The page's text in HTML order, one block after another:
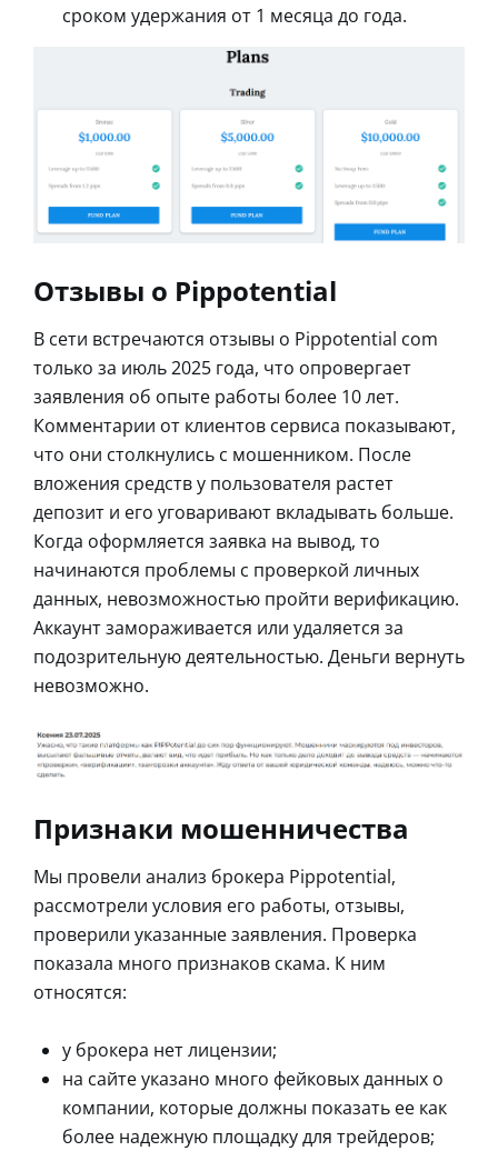
сроком удержания от 1 месяца до года.
Отзывы о Pippotential
В сети встречаются отзывы о Pippotential com
только за июль 2025 года, что опровергает
заявления об опыте работы более 10 лет.
Комментарии от клиентов сервиса показывают,
что они столкнулись с мошенником. После
вложения средств у пользователя растет
депозит и его уговаривают вкладывать больше.
Когда оформляется заявка на вывод, то
начинаются проблемы с проверкой личных
данных, невозможностью пройти верификацию.
Аккаунт замораживается или удаляется за
подозрительную деятельностью. Деньги вернуть
невозможно.
Признаки мошенничества
Мы провели анализ брокера Pippotential,
рассмотрели условия его работы, отзывы,
проверили указанные заявления. Проверка
показала много признаков скама. К ним
относятся:
у брокера нет лицензии;
на сайте указано много фейковых данных о
компании, которые должны показать ее как
более надежную площадку для трейдеров;